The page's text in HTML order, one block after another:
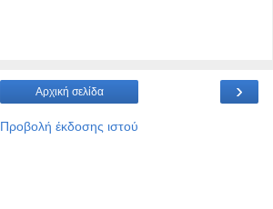
›
Αρχική σελίδα
Προβολή έκδοσης ιστού